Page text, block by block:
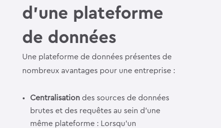
d’une plateforme
de données
Une plateforme de données présentes de
nombreux avantages pour une entreprise :
Centralisationdes sources de données
brutes et des requêtes au sein d’une
même plateforme : Lorsqu’un